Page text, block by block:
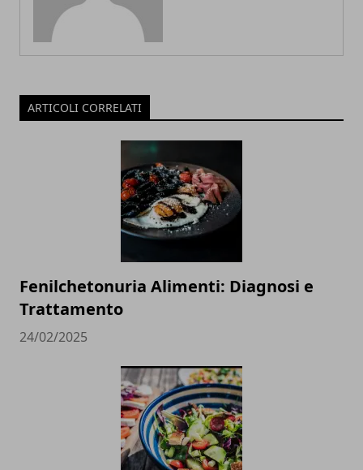
ARTICOLI CORRELATI
Fenilchetonuria Alimenti: Diagnosi e
Trattamento
24/02/2025